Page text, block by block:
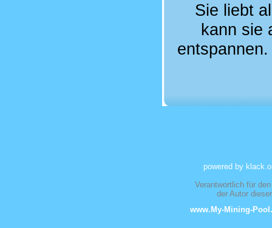
Sie liebt
kann sie
powered by
Verantwortlich für
der Autor
www.My-Mining-